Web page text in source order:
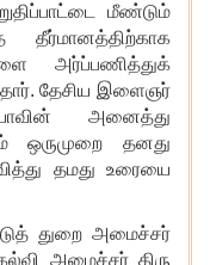
மீண்டும்
தீர்மானத்திற்காக
அர்ப்பணித்துக்
தேசிய இளைஞர்
அனைத்து
ஒருமுறை தனது
தமது உரையை
துறை அமைச்சர்
அமைச்சர் திரு